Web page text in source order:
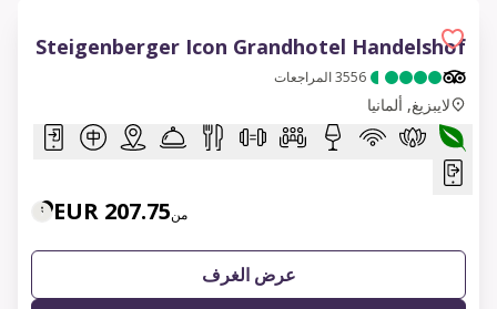
Steigenberger Icon Grandhotel Handelshof
3556المراجعات
لايبزيغ, ألمانيا
من207.75 EUR
عرض الغرف